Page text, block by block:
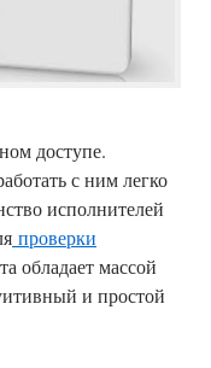
доступе.
с ним легко
исполнителей
проверки
обладает массой
и простой